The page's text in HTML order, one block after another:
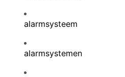
alarmsysteem
alarmsystemen